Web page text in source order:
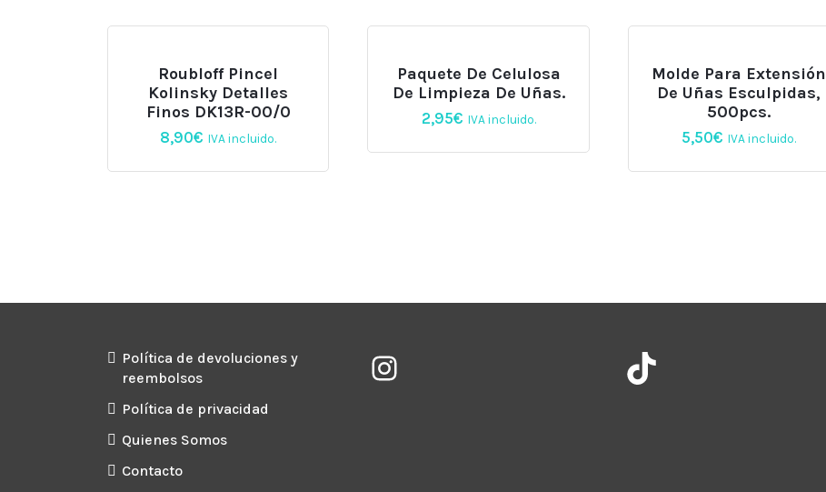
buffe
4000#,
Beautilux
cantidad
Roubloff Pincel
Kolinsky Detalles
Finos DK13R-00/0
8,90€ IVA incluido.
Paquete De Celulosa
De Limpieza De Uñas.
2,95€ IVA incluido.
Molde Para Extensión
De Uñas Esculpidas,
500pcs.
5,50€ IVA incluido.
Política de devoluciones y
reembolsos
Política de privacidad
Quienes Somos
Contacto